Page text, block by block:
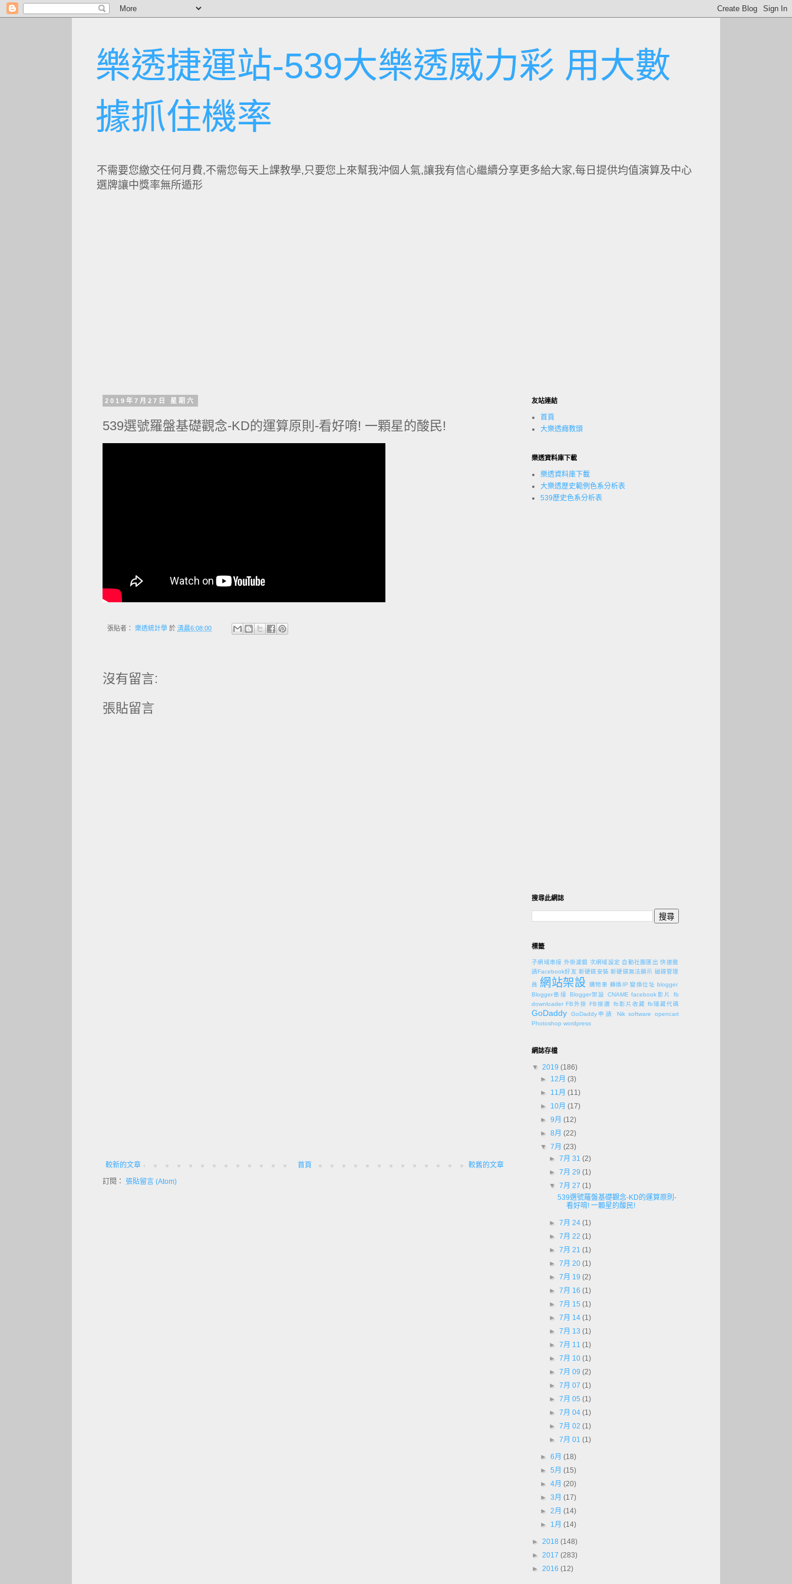
樂透捷運站-539大樂透威力彩 用大數
據抓住機率
不需要您繳交任何月費,不需您每天上課教學,只要您上來幫我沖個人氣,讓我有信心繼續分享更多給大家,每日提供均值演算及中心
選牌讓中獎率無所遁形
2019年7月27日 星期六
539選號羅盤基礎觀念-KD的運算原則-看好唷! 一顆星的酸民!
張貼者： 樂透統計學 於 清晨6:08:00
沒有留言:
張貼留言
較新的文章 較舊的文章
首頁
訂閱： 張貼留言 (Atom)
友站連結
首頁
大樂透癮教頭
樂透資料庫下載
樂透資料庫下載
大樂透歷史範例色系分析表
539歷史色系分析表
搜尋此網誌
標籤
子網域串接 外掛濾鏡 次網域設定 自動社團匯出 快速邀
請Facebook好友 新硬碟安裝 新硬碟無法顯示 磁碟管理
員 網站架設 購物車 轉換IP 變換位址 blogger
Blogger串接
Blogger架設 CNAME facebook影片
fb
downloader FB外掛 FB按讚 fb影片收藏 fb隱藏代碼
GoDaddy GoDaddy申請 Nik software
opencart
Photoshop wordpress
網誌存檔
▼ 2019 (186)
► 12月(3)
► 11月(11)
► 10月(17)
►9月(12)
►8月(22)
▼7月(23)
► 7月 31 (2)
► 7月 29 (1)
▼ 7月 27 (1)
539選號羅盤基礎觀念-KD的運算原則-
看好唷! 一顆星的酸民!
► 7月 24 (1)
► 7月 22 (1)
► 7月 21 (1)
► 7月 20 (1)
► 7月 19 (2)
► 7月 16 (1)
► 7月 15 (1)
► 7月 14 (1)
► 7月 13 (1)
► 7月 11 (1)
► 7月 10 (1)
► 7月 09 (2)
► 7月 07 (1)
► 7月 05 (1)
► 7月 04 (1)
► 7月 02 (1)
► 7月 01 (1)
►6月(18)
►5月(15)
►4月(20)
►3月(17)
►2月(14)
► 1月(14)
► 2018 (148)
► 2017 (283)
► 2016 (12)